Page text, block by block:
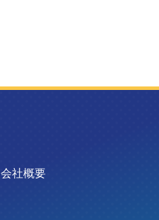
会社概要